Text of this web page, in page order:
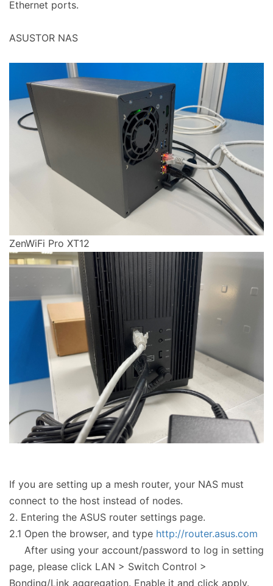
Ethernet ports.
ASUSTOR NAS
ZenWiFi Pro XT12
If you are setting up a mesh router, your NAS must
connect to the host instead of nodes.
2. Entering the ASUS router settings page.
2.1 Open the browser, and type http://router.asus.com
After using your account/password to log in setting
page, please click LAN > Switch Control >
Bonding/Link aggregation. Enable it and click apply.